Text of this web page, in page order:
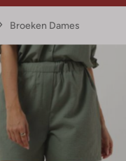
Broeken Dames